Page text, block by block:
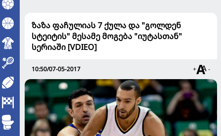
ზაზა ფაჩულიას 7 ქულა და "გოლდენ
სტეიტის" მესამე მოგება "იუტასთან"
სერიაში [VDIEO]
10:50/07-05-2017 + -